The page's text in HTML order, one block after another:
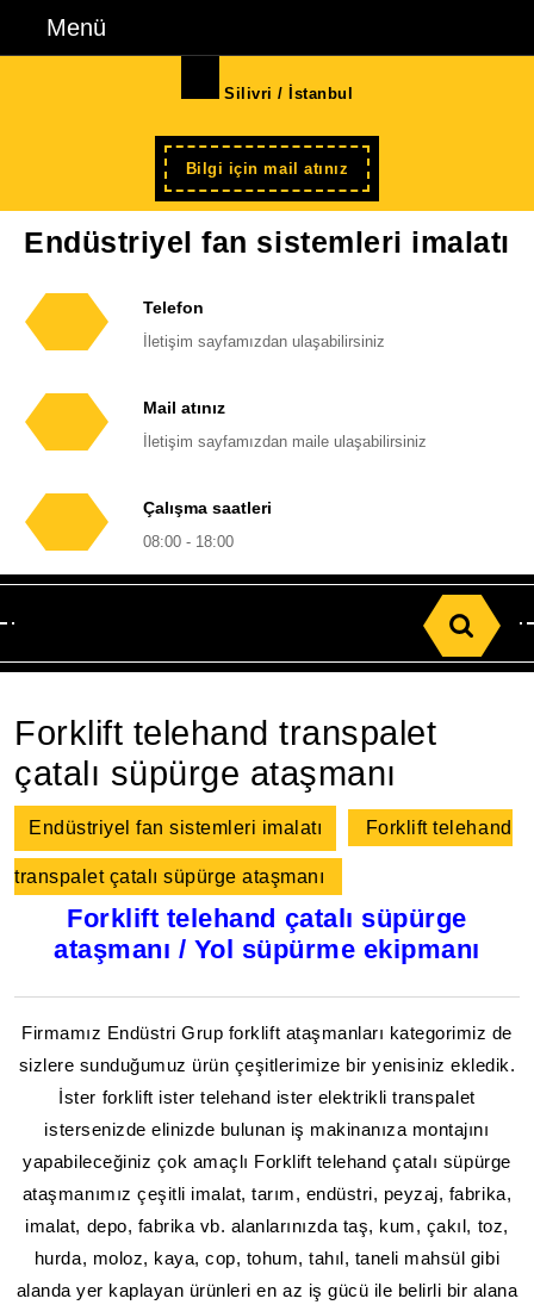
Menü
Silivri / İstanbul
Bilgi için mail atınız Şimdi
kayıt
Endüstriyel fan sistemleri imalatı
Telefon
İletişim sayfamızdan ulaşabilirsiniz
Mail atınız
İletişim sayfamızdan maile ulaşabilirsiniz
Çalışma saatleri
08:00 - 18:00
for:
Forklift telehand transpalet
çatalı süpürge ataşmanı
Endüstriyel fan sistemleri imalatı Forklift telehand
transpalet çatalı süpürge ataşmanı
Forklift telehand çatalı süpürge
ataşmanı / Yol süpürme ekipmanı
Firmamız Endüstri Grup forklift ataşmanları kategorimiz de
sizlere sunduğumuz ürün çeşitlerimize bir yenisiniz ekledik.
İster forklift ister telehand ister elektrikli transpalet
istersenizde elinizde bulunan iş makinanıza montajını
yapabileceğiniz çok amaçlı Forklift telehand çatalı süpürge
ataşmanımız çeşitli imalat, tarım, endüstri, peyzaj, fabrika,
imalat, depo, fabrika vb. alanlarınızda taş, kum, çakıl, toz,
hurda, moloz, kaya, cop, tohum, tahıl, taneli mahsül gibi
alanda yer kaplayan ürünleri en az iş gücü ile belirli bir alana